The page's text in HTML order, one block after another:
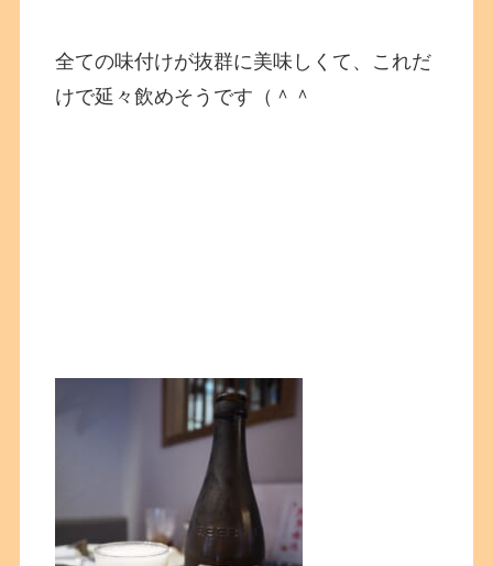
全ての味付けが抜群に美味しくて、これだ
けで延々飲めそうです（＾＾